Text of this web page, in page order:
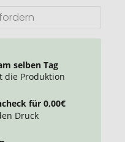
selben Tag
die Produktion
für 0,00€
Druck